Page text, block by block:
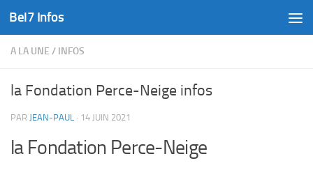
Skip to content
Bel7 Infos
A LA UNE / INFOS
la Fondation Perce-Neige infos
PAR JEAN-PAUL · 14 JUIN 2021
la Fondation Perce-Neige